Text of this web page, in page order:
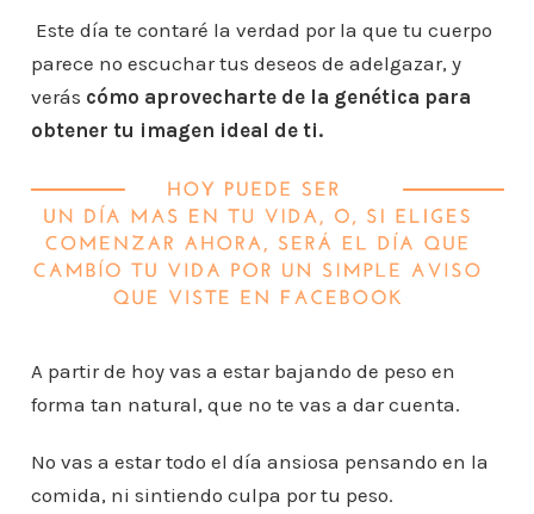
Este día te contaré la verdad por la que tu cuerpo
parece no escuchar tus deseos de adelgazar, y
verás cómo aprovecharte de la genética para
obtener tu imagen ideal de ti.
A partir de hoy vas a estar bajando de peso en
forma tan natural, que no te vas a dar cuenta.
No vas a estar todo el día ansiosa pensando en la
comida, ni sintiendo culpa por tu peso.